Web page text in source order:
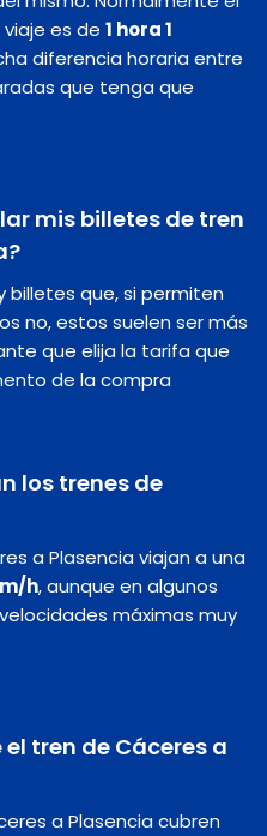
es de 1 hora 1
diferencia horaria entre
que tenga que
mis billetes de tren
billetes que, si permiten
no, estos suelen ser más
que elija la tarifa que
de la compra
los trenes de
a Plasencia viajan a una
h, aunque en algunos
máximas muy
tren de Cáceres a
a Plasencia cubren